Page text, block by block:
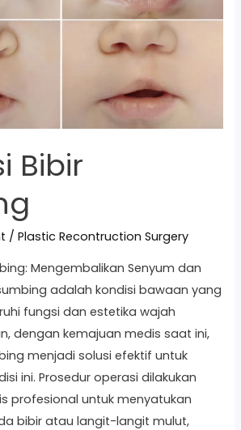
Bibir
/Plastic Recontruction Surgery
Mengembalikan Senyum dan
adalah kondisi bawaan yang
fungsi dan estetika wajah
dengan kemajuan medis saat ini,
menjadi solusi efektif untuk
ini. Prosedur operasi dilakukan
profesional untuk menyatukan
bibir atau langit-langit mulut,